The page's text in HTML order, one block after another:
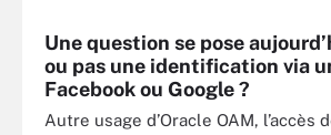
Une question se pose
ou pas une identification via
Facebook ou Google ?
Autre usage d’Oracle OAM, l’accès